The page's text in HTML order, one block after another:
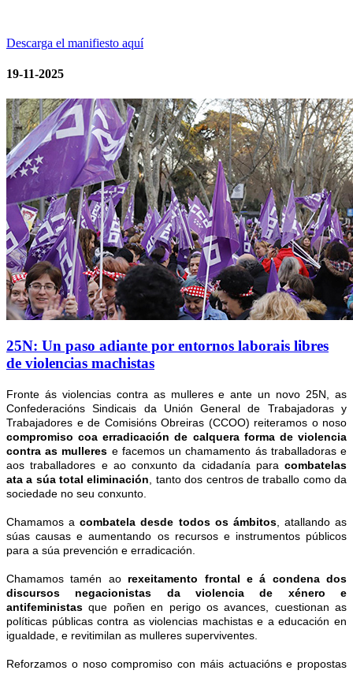
Descarga el manifiesto aquí
19-11-2025
25N: Un paso adiante por entornos laborais libres
de violencias machistas
Fronte ás violencias contra as mulleres e ante un novo 25N, as
Confederacións Sindicais da Unión General de Trabajadoras y
Trabajadores e de Comisións Obreiras (CCOO) reiteramos o noso
compromiso coa erradicación de calquera forma de violencia
contra as mulleres e facemos un chamamento ás traballadoras e
aos traballadores e ao conxunto da cidadanía para combatelas
ata a súa total eliminación , tanto dos centros de traballo como da
sociedade no seu conxunto.
Chamamos acombatela desde todos os ámbitos, atallando as
súas causas e aumentando os recursos e instrumentos públicos
para a súa prevención e erradicación.
Chamamos tamén ao rexeitamento frontal e á condena dos
discursos negacionistas da violencia de xénero e
antifeministas que poñen en perigo os avances, cuestionan as
políticas públicas contra as violencias machistas e a educación en
igualdade, e revitimilan as mulleres superviventes.
Reforzamos o noso compromiso con máis actuacións e propostas